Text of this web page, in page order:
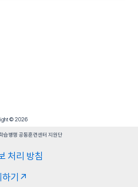
© 2026
습병행 공동훈련센터 지원단
처리 방침
하기↗